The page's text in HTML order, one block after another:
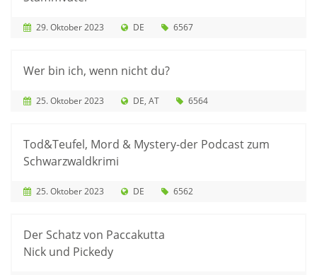
29. Oktober 2023 DE 6567
Wer bin ich, wenn nicht du?
25. Oktober 2023 DE AT 6564
Tod&Teufel, Mord & Mystery-der Podcast zum
Schwarzwaldkrimi
25. Oktober 2023 DE 6562
Der Schatz von Paccakutta
Nick und Pickedy